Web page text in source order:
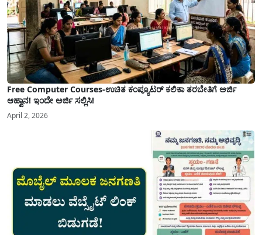
Free Computer Courses-ಉಚಿತ ಕಂಪ್ಯೂಟರ್ ಕಲಿಕಾ ತರಬೇತಿಗೆ ಅರ್ಜಿ
ಆಹ್ವಾನ! ಇಂದೇ ಅರ್ಜಿ ಸಲ್ಲಿಸಿ!
April 2, 2026